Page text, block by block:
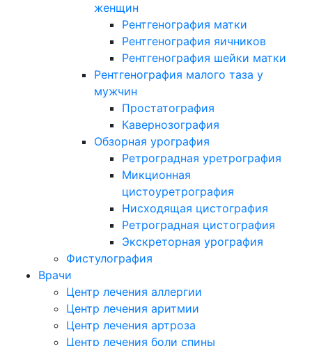
женщин
Рентгенография матки
Рентгенография яичников
Рентгенография шейки матки
Рентгенография малого таза у
мужчин
Простатография
Кавернозография
Обзорная урография
Ретроградная уретрография
Микционная
цистоуретрография
Нисходящая цистография
Ретроградная цистография
Экскреторная урография
Фистулография
Врачи
Центр лечения аллергии
Центр лечения аритмии
Центр лечения артроза
Центр лечения боли спины